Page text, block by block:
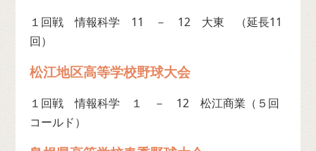
１回戦 情報科学 11 － 12 大東 （延長11
回）
松江地区高等学校野球大会
１回戦 情報科学 １ － 12 松江商業（５回
コールド）